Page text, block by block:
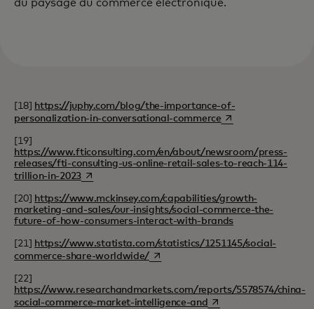
du paysage du commerce électronique.
[18]
https://juphy.com/blog/the-importance-of-
personalization-in-conversational-commerces’ouvre dans un
[19]
https://www.fticonsulting.com/en/about/newsroom/press-
releases/fti-consulting-us-online-retail-sales-to-reach-114-
trillion-in-2023s’ouvre dans un nouvel onglet
[20]
https://www.mckinsey.com/capabilities/growth-
marketing-and-sales/our-insights/social-commerce-the-
future-of-how-consumers-interact-with-brands
[21]
https://www.statista.com/statistics/1251145/social-
commerce-share-worldwide/s’ouvre dans un nouvel onglet
[22]
https://www.researchandmarkets.com/reports/5578574/china-
social-commerce-market-intelligence-ands’ouvre dans un nouvel